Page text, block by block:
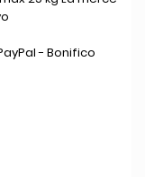
- Bonifico